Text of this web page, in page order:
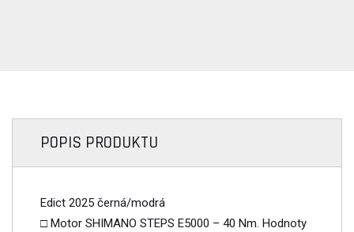
POPIS PRODUKTU
Edict 2025 černá/modrá
□ Motor SHIMANO STEPS E5000 – 40 Nm. Hodnoty